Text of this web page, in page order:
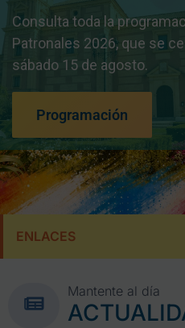
Consulta toda la
Patronales 2026, que se
sábado 15 de agosto.
Programación
ENLACES
Mantente al día